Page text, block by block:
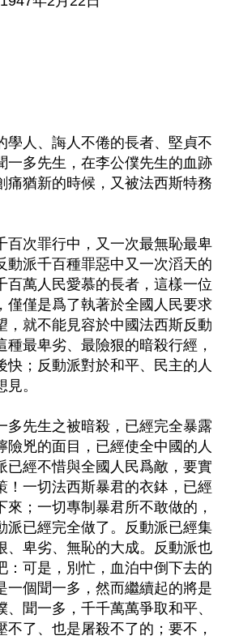
學人、誨人不倦的長者、堅貞不
一多先生，在李公僕先生的血跡
痛猶新的時候，又被法西斯特務
百次罪行中，又一次最無恥最卑
動派千百種罪惡中又一次滔天的
百萬人民愛慕的長者，這樣一位
僅僅是爲了執著於全國人民要求
，就不能見容於中國法西斯反動
種最卑劣、最險狠的暗殺行經，
快；反動派對於和平、民主的人
。
多先生之被暗殺，已經完全暴露
險兇的面目，已經使全中國的人
已經不惜與全國人民爲敵，要實
！一切法西斯暴君的衣鉢，已經
來；一切專制暴君所不敢做的，
派已經完全做了。反動派已經集
、卑劣、無恥的大成。反動派也
：可是，別忙，血泊中倒下去的
一個聞一多，然而繼續起的將是
聞一多，千千萬萬爭取和平、
不了、也是屠殺不了的；要不，